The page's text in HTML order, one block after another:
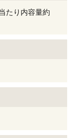
たり内容量約